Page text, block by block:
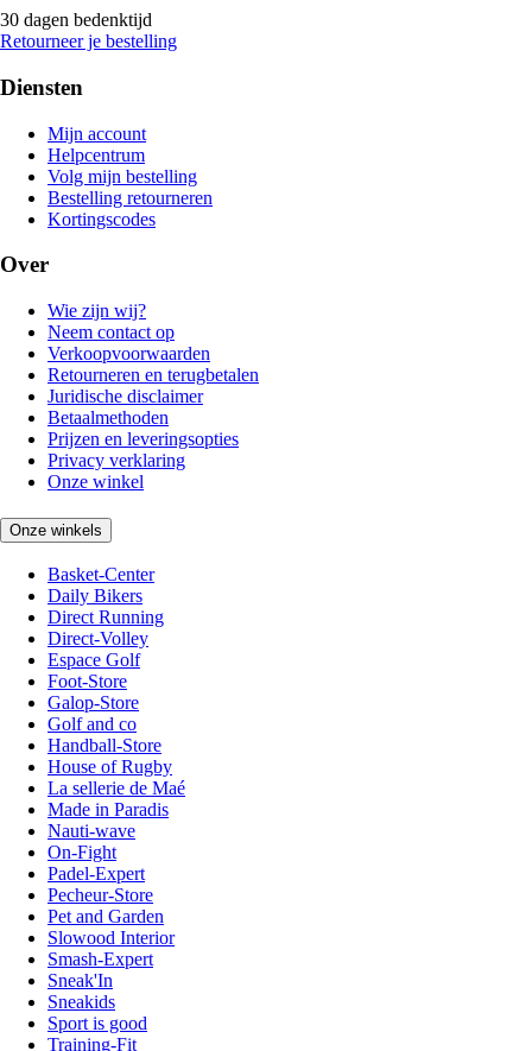
30 dagen bedenktijd
Retourneer je bestelling
Diensten
Mijn account
Helpcentrum
Volg mijn bestelling
Bestelling retourneren
Kortingscodes
Over
Wie zijn wij?
Neem contact op
Verkoopvoorwaarden
Retourneren en terugbetalen
Juridische disclaimer
Betaalmethoden
Prijzen en leveringsopties
Privacy verklaring
Onze winkel
Onze winkels
Basket-Center
Daily Bikers
Direct Running
Direct-Volley
Espace Golf
Foot-Store
Galop-Store
Golf and co
Handball-Store
House of Rugby
La sellerie de Maé
Made in Paradis
Nauti-wave
On-Fight
Padel-Expert
Pecheur-Store
Pet and Garden
Slowood Interior
Smash-Expert
Sneak'In
Sneakids
Sport is good
Training-Fit